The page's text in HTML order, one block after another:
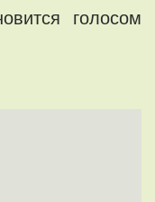
голосом